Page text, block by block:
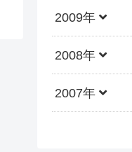
2009年
2008年
2007年